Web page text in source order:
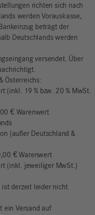
richten sich nach
werden Vorauskasse,
beträgt der
Deutschlands werden
versendet. Über
Österreichs:
(inkl. 19 % bzw. 20 % MwSt.
€ Warenwert
(außer Deutschland &
€ Warenwert
(inkl. jeweiliger MwSt.)
ist derzeit leider nicht
ein Versand auf